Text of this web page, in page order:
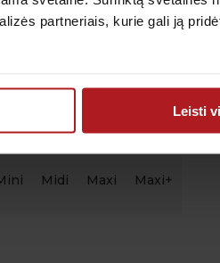
partneriais, kurie gali ją
Leisti
Midi Maxi Maxi+